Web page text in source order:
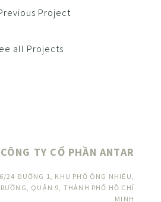
Project
all Projects
CÔNG TY CỔ PHẦN ANTAR
24 ĐƯỜNG 1, KHU PHỐ ÔNG NHIÊU,
QUẬN 9, THÀNH PHỐ HỒ CHÍ
MINH